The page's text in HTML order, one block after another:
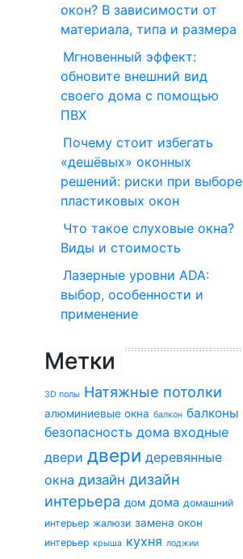
окон? В зависимости от
материала, типа и размера
Мгновенный эффект:
обновите внешний вид
своего дома с помощью
ПВХ
Почему стоит избегать
«дешёвых» оконных
решений: риски при выборе
пластиковых окон
Что такое слуховые окна?
Виды и стоимость
Лазерные уровни ADA:
выбор, особенности и
применение
Метки
3D полы Натяжные потолки
алюминиевые окна балкон балконы
безопасность дома входные
двери двери деревянные
окна дизайн дизайн
интерьера дом дома домашний
интерьер жалюзи замена окон
интерьер крыша кухня лоджии